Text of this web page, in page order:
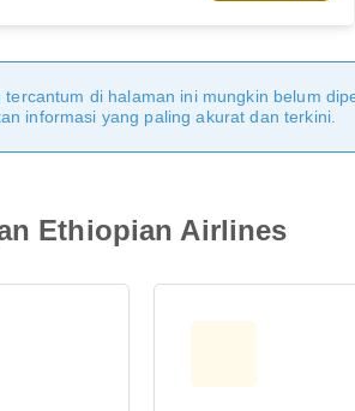
di halaman ini mungkin belum
informasi yang paling akurat dan terkini.
Ethiopian Airlines